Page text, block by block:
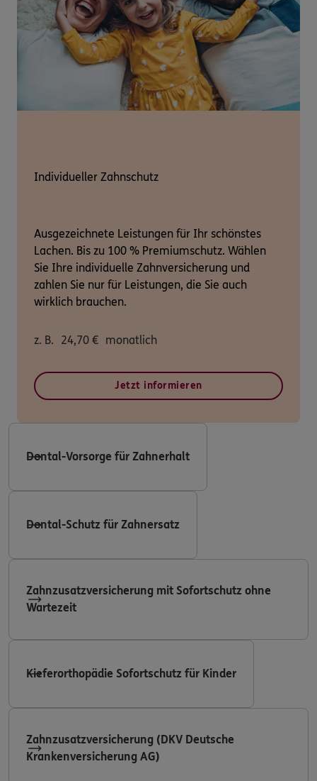
Individueller Zahnschutz
Ausgezeichnete Leistungen für Ihr schönstes
Lachen. Bis zu 100 % Premiumschutz. Wählen
Sie Ihre individuelle Zahnversicherung und
zahlen Sie nur für Leistungen, die Sie auch
wirklich brauchen.
z. B. 24,70 € monatlich
Jetzt informieren
Dental-Vorsorge für Zahnerhalt
Dental-Schutz für Zahnersatz
Zahnzusatzversicherung mit Sofortschutz ohne
Wartezeit
Kieferorthopädie Sofortschutz für Kinder
Zahnzusatzversicherung (DKV Deutsche
Krankenversicherung AG)